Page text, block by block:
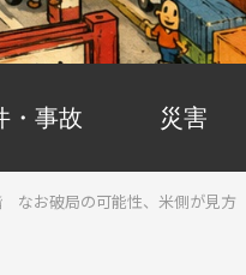
・事故 災害
なお破局の可能性、米側が見方